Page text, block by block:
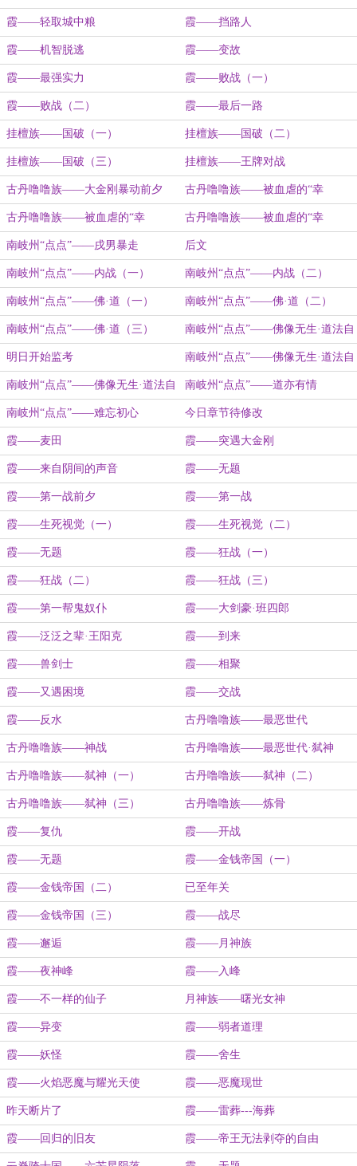
霞——轻取城中粮 霞——挡路人
霞——机智脱逃 霞——变故
霞——最强实力 霞——败战（一）
霞——败战（二） 霞——最后一路
挂檀族——国破（一） 挂檀族——国破（二）
挂檀族——国破（三） 挂檀族——王牌对战
古丹噜噜族——大金刚暴动前夕 古丹噜噜族——被血虐的“幸
运”（一）
古丹噜噜族——被血虐的“幸
运”（二）
古丹噜噜族——被血虐的“幸
运”（三）
南岐州“点点”——戌男暴走 后文
南岐州“点点”——内战（一） 南岐州“点点”——内战（二）
南岐州“点点”——佛·道（一） 南岐州“点点”——佛·道（二）
南岐州“点点”——佛·道（三） 南岐州“点点”——佛像无生·道法自
然（一
明日开始监考 南岐州“点点”——佛像无生·道法自
然（二
南岐州“点点”——佛像无生·道法自
然（三
南岐州“点点”——道亦有情
南岐州“点点”——难忘初心 今日章节待修改
霞——麦田 霞——突遇大金刚
霞——来自阴间的声音 霞——无题
霞——第一战前夕 霞——第一战
霞——生死视觉（一） 霞——生死视觉（二）
霞——无题 霞——狂战（一）
霞——狂战（二） 霞——狂战（三）
霞——第一帮鬼奴仆 霞——大剑豪·班四郎
霞——泛泛之辈·王阳克 霞——到来
霞——兽剑士 霞——相聚
霞——又遇困境 霞——交战
霞——反水 古丹噜噜族——最恶世代
古丹噜噜族——神战 古丹噜噜族——最恶世代·弑神
古丹噜噜族——弑神（一） 古丹噜噜族——弑神（二）
古丹噜噜族——弑神（三） 古丹噜噜族——炼骨
霞——复仇 霞——开战
霞——无题 霞——金钱帝国（一）
霞——金钱帝国（二） 已至年关
霞——金钱帝国（三） 霞——战尽
霞——邂逅 霞——月神族
霞——夜神峰 霞——入峰
霞——不一样的仙子 月神族——曙光女神
霞——异变 霞——弱者道理
霞——妖怪 霞——舍生
霞——火焰恶魔与耀光天使 霞——恶魔现世
昨天断片了 霞——雷葬---海葬
霞——回归的旧友 霞——帝王无法剥夺的自由